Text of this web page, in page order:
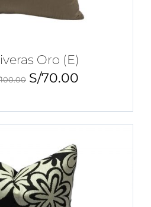
Oro (E)
100.00 S/70.00